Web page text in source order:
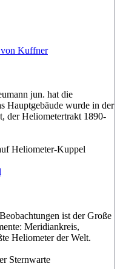
Kuffner
jun. hat die
Hauptgebäude wurde in der
der Heliometertrakt 1890-
ist der Große
Meridiankreis,
Heliometer der Welt.